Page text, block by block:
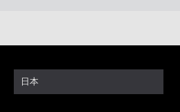
日本